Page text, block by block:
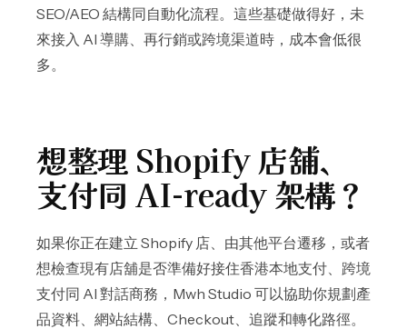
SEO/AEO 結構同自動化流程。這些基礎做得好，未
來接入 AI 導購、再行銷或跨境渠道時，成本會低很
多。
想整理 Shopify 店舖、
支付同 AI-ready 架構？
如果你正在建立 Shopify 店、由其他平台遷移，或者
想檢查現有店舖是否準備好接住香港本地支付、跨境
支付同 AI 對話商務，Mwh Studio 可以協助你規劃產
品資料、網站結構、Checkout、追蹤和轉化路徑。